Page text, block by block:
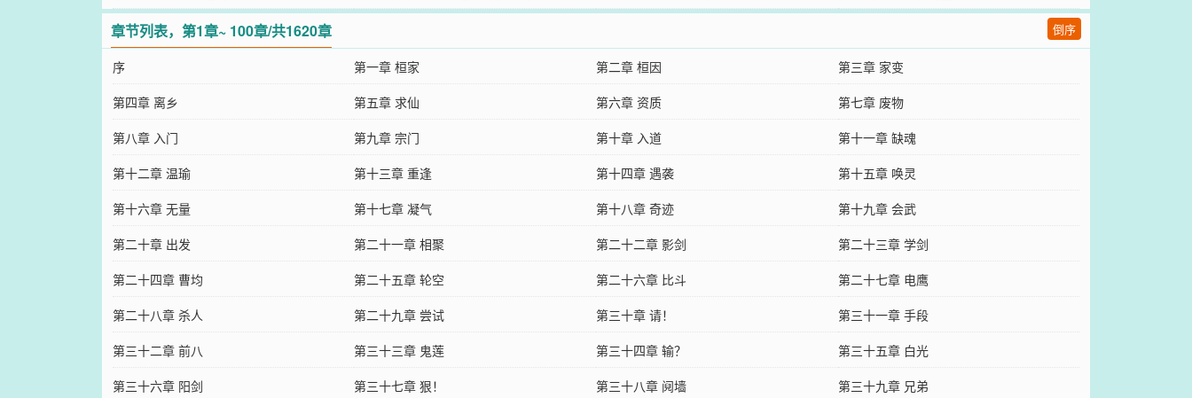
章节列表，第1章~ 100章/共1620章 倒序
序 第一章 桓家 第二章 桓因
第三章 家变
第四章 离乡
第五章 求仙 第六章 资质
第七章 废物
第八章 入门
第九章 宗门 第十章 入道
第十一章 缺魂
第十二章 温瑜
第十三章 重逢 第十四章 遇袭
第十五章 唤灵
第十六章 无量
第十七章 凝气 第十八章 奇迹
第十九章 会武
第二十章 出发
第二十一章 相聚 第二十二章 影剑
第二十三章 学剑
第二十四章 曹均
第二十五章 轮空 第二十六章 比斗
第二十七章 电鹰
第二十八章 杀人
第二十九章 尝试 第三十章 请！
第三十一章 手段
第三十二章 前八
第三十三章 鬼莲 第三十四章 输？
第三十五章 白光
第三十六章 阳剑
第三十七章 狠！ 第三十八章 阋墙
第三十九章 兄弟